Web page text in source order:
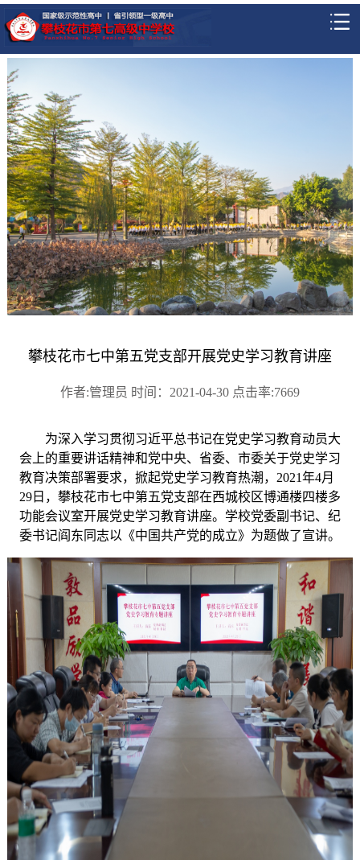
攀枝花市七中第五党支部开展党史学习教育讲座
作者:管理员 时间：2021-04-30 点击率:7669
为深入学习贯彻习近平总书记在党史学习教育动员大
会上的重要讲话精神和党中央、省委、市委关于党史学习
教育决策部署要求，掀起党史学习教育热潮， 2021年4月
29日，攀枝花市七中第五党支部在西城校区博通楼四楼多
功能会议室开展党史学习教育讲座。学校党委副书记、纪
委书记阎东同志以《中国共产党的成立》为题做了宣讲。